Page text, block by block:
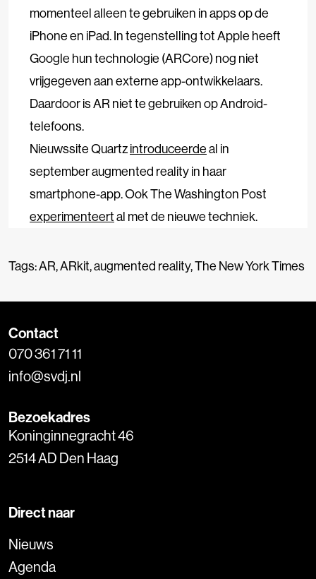
momenteel alleen te gebruiken in apps op de
iPhone en iPad. In tegenstelling tot Apple heeft
Google hun technologie (ARCore) nog niet
vrijgegeven aan externe app-ontwikkelaars.
Daardoor is AR niet te gebruiken op Android-
telefoons.
Nieuwssite Quartzintroduceerdeal in
september augmented reality in haar
smartphone-app. Ook The Washington Post
experimenteertal met de nieuwe techniek.
Tags:AR,ARkit,augmented reality,The New York Times
Contact
070 361 71 11
info@svdj.nl
Bezoekadres
Koninginnegracht 46
2514 AD Den Haag
Direct naar
Nieuws
Agenda